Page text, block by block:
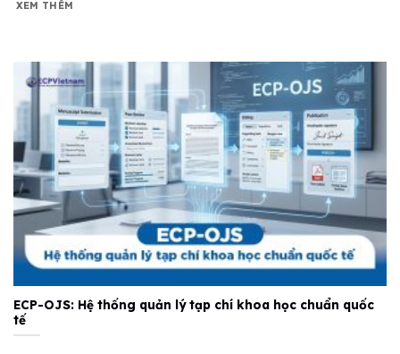
XEM THÊM
ECP-OJS: Hệ thống quản lý tạp chí khoa học chuẩn quốc
tế